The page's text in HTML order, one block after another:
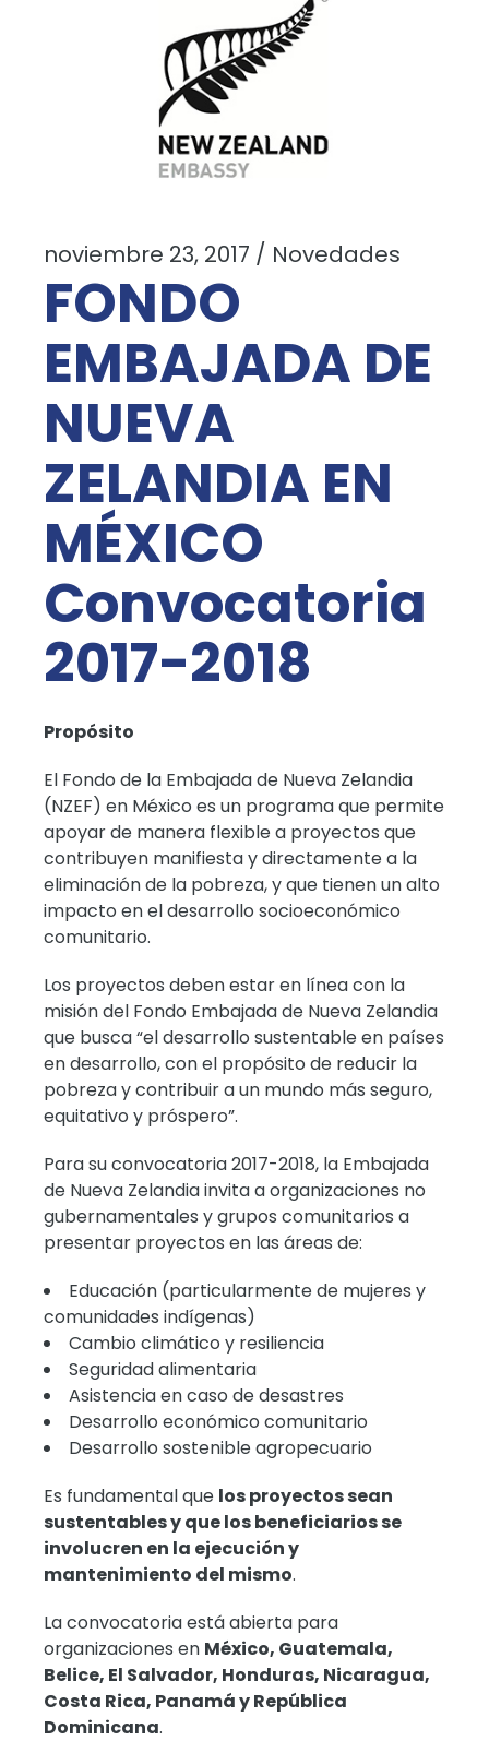
noviembre 23, 2017 Novedades
FONDO
EMBAJADA DE
NUEVA
ZELANDIA EN
MÉXICO
Convocatoria
2017-2018
Propósito
El Fondo de la Embajada de Nueva Zelandia
(NZEF) en México es un programa que permite
apoyar de manera flexible a proyectos que
contribuyen manifiesta y directamente a la
eliminación de la pobreza, y que tienen un alto
impacto en el desarrollo socioeconómico
comunitario.
Los proyectos deben estar en línea con la
misión del Fondo Embajada de Nueva Zelandia
que busca “el desarrollo sustentable en países
en desarrollo, con el propósito de reducir la
pobreza y contribuir a un mundo más seguro,
equitativo y próspero”.
Para su convocatoria 2017-2018, la Embajada
de Nueva Zelandia invita a organizaciones no
gubernamentales y grupos comunitarios a
presentar proyectos en las áreas de:
Educación (particularmente de mujeres y
comunidades indígenas)
Cambio climático y resiliencia
Seguridad alimentaria
Asistencia en caso de desastres
Desarrollo económico comunitario
Desarrollo sostenible agropecuario
Es fundamental que los proyectos sean
sustentables y que los beneficiarios se
involucren en la ejecución y
mantenimiento del mismo.
La convocatoria está abierta para
organizaciones en México, Guatemala,
Belice, El Salvador, Honduras, Nicaragua,
Costa Rica, Panamá y República
Dominicana.